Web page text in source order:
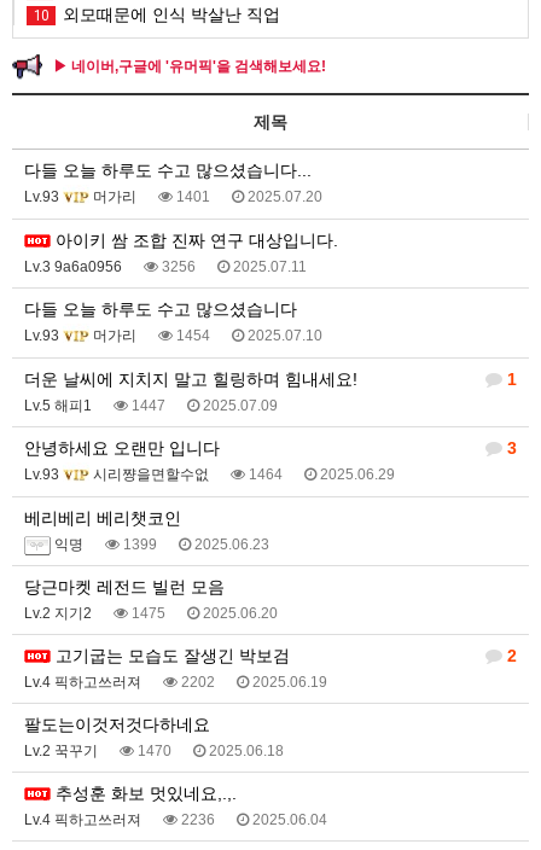
10 외모때문에 인식 박살난 직업
▶ 네이버,구글에 '유머픽'을 검색해보세요!
제목
다들 오늘 하루도 수고 많으셨습니다...
Lv.93 머가리 1401 2025.07.20
아이키 쌈 조합 진짜 연구 대상입니다.
Lv.3 9a6a0956 3256 2025.07.11
다들 오늘 하루도 수고 많으셨습니다
Lv.93 머가리 1454 2025.07.10
1
더운 날씨에 지치지 말고 힐링하며 힘내세요!
Lv.5 해피1 1447 2025.07.09
3
안녕하세요 오랜만 입니다
Lv.93 시리쨩을면할수없 1464 2025.06.29
베리베리 베리챗코인
익명 1399 2025.06.23
당근마켓 레전드 빌런 모음
Lv.2 지기2 1475 2025.06.20
2
고기굽는 모습도 잘생긴 박보검
Lv.4 픽하고쓰러져 2202 2025.06.19
팔도는이것저것다하네요
Lv.2 꾹꾸기 1470 2025.06.18
추성훈 화보 멋있네요,.,.
Lv.4 픽하고쓰러져 2236 2025.06.04